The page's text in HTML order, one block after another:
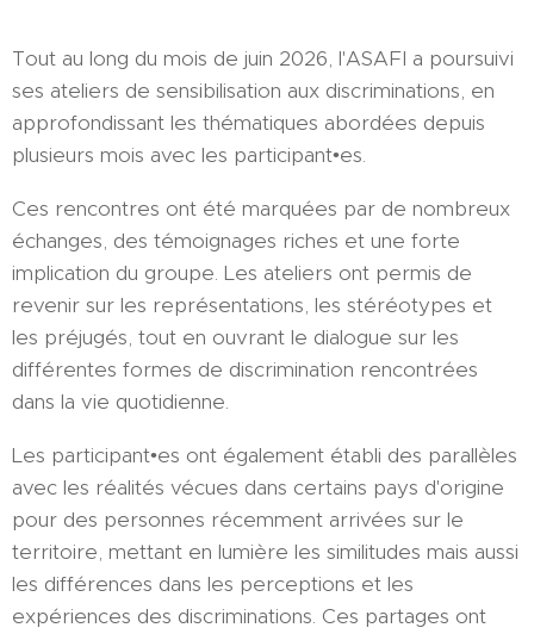
Tout au long du mois de juin 2026, l'ASAFI a poursuivi
ses ateliers de sensibilisation aux discriminations, en
approfondissant les thématiques abordées depuis
plusieurs mois avec les participant•es.
Ces rencontres ont été marquées par de nombreux
échanges, des témoignages riches et une forte
implication du groupe. Les ateliers ont permis de
revenir sur les représentations, les stéréotypes et
les préjugés, tout en ouvrant le dialogue sur les
différentes formes de discrimination rencontrées
dans la vie quotidienne.
Les participant•es ont également établi des parallèles
avec les réalités vécues dans certains pays d'origine
pour des personnes récemment arrivées sur le
territoire, mettant en lumière les similitudes mais aussi
les différences dans les perceptions et les
expériences des discriminations. Ces partages ont